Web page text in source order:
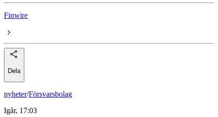
Finwire
Dela
nyheter/Försvarsbolag
Igår, 17:03